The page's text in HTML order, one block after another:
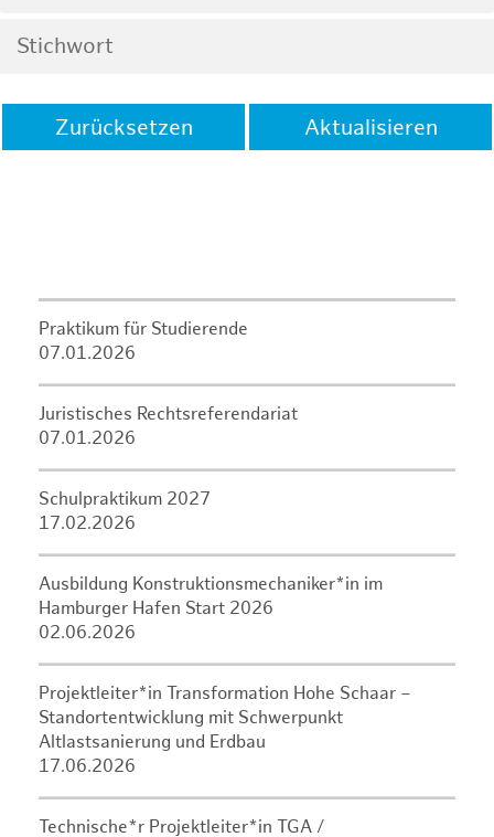
Zurücksetzen Aktualisieren
Praktikum für Studierende
07.01.2026
Juristisches Rechtsreferendariat
07.01.2026
Schulpraktikum 2027
17.02.2026
Ausbildung Konstruktionsmechaniker*in im
Hamburger Hafen Start 2026
02.06.2026
Projektleiter*in Transformation Hohe Schaar –
Standortentwicklung mit Schwerpunkt
Altlastsanierung und Erdbau
17.06.2026
Technische*r Projektleiter*in TGA /